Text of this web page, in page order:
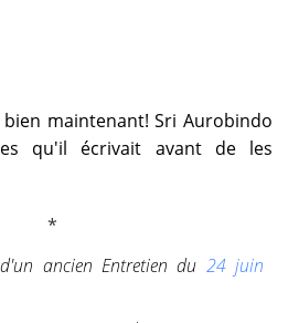
maintenant! Sri Aurobindo
qu'il écrivait avant de les
ancien Entretien du 24 juin